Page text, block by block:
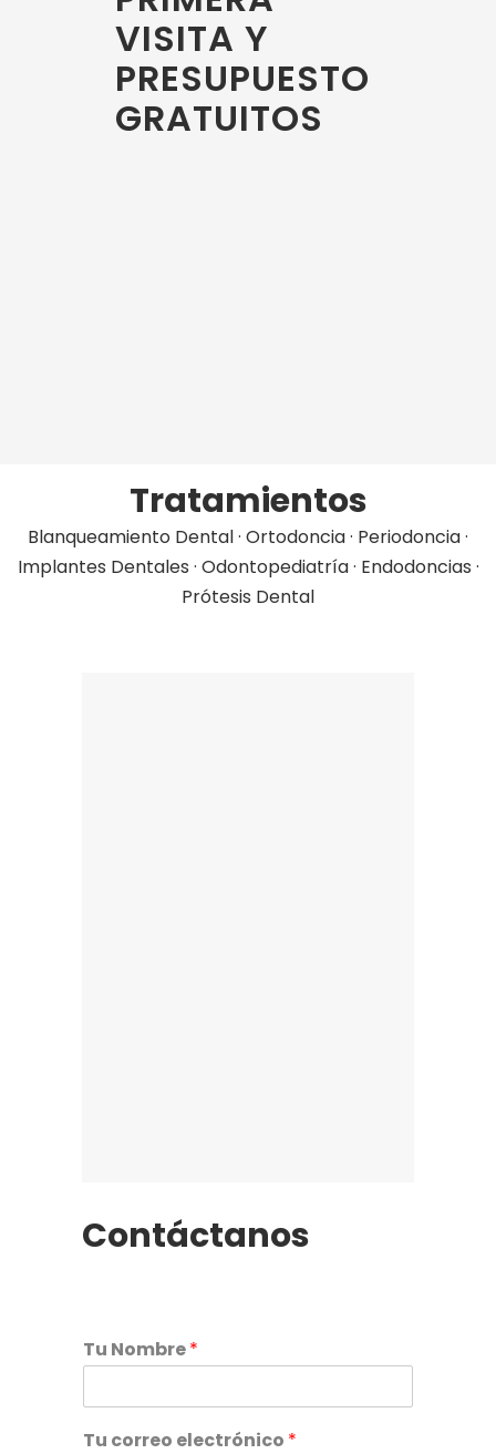
VISITA Y
PRESUPUESTO
GRATUITOS
Tratamientos
Blanqueamiento Dental· Ortodoncia· Periodoncia·
Implantes Dentales · Odontopediatría· Endodoncias ·
Prótesis Dental
Contáctanos
Tu Nombre*
Tu correo electrónico *